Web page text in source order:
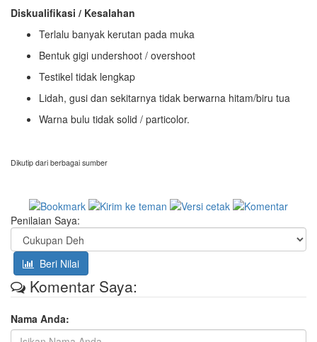
Diskualifikasi / Kesalahan
Terlalu banyak kerutan pada muka
Bentuk gigi undershoot / overshoot
Testikel tidak lengkap
Lidah, gusi dan sekitarnya tidak berwarna hitam/biru tua
Warna bulu tidak solid / particolor.
Dikutip dari berbagai sumber
Penilaian Saya:
Beri Nilai
Komentar Saya:
Nama Anda: